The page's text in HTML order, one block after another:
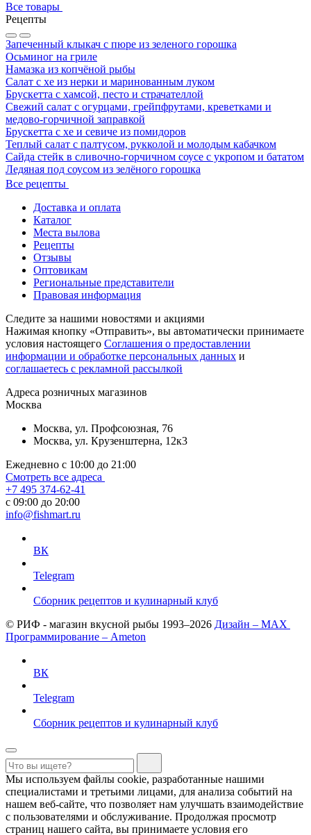
Все товары
Рецепты
Запеченный клыкач с пюре из зеленого горошка
Осьминог на гриле
Намазка из копчёной рыбы
Салат с хе из нерки и маринованным луком
Брускетта с хамсой, песто и страчателлой
Свежий салат с огурцами, грейпфрутами, креветками и
медово-горчичной заправкой
Брускетта с хе и севиче из помидоров
Теплый салат с палтусом, рукколой и молодым кабачком
Сайда стейк в сливочно-горчичном соусе с укропом и бататом
Ледяная под соусом из зелёного горошка
Все рецепты
Доставка и оплата
Каталог
Места вылова
Рецепты
Отзывы
Оптовикам
Региональные представители
Правовая информация
Следите за нашими новостями и акциями
Нажимая кнопку «Отправить», вы автоматически принимаете
условия настоящего Cоглашения о предоставлении
информации и обработке персональных данных и
соглашаетесь с рекламной рассылкой
Aдреса розничных магазинов
Москва
Москва, ул. Профсоюзная, 76
Москва, ул. Крузенштерна, 12к3
Ежедневно с 10:00 до 21:00
Смотреть все адреса
+7 495 374-62-41
c 09:00 до 20:00
info@fishmart.ru
ВК
Telegram
Сборник рецептов и кулинарный клуб
© РИФ - магазин вкусной рыбы 1993–2026 Дизайн – MAX
Программирование – Ameton
ВК
Telegram
Сборник рецептов и кулинарный клуб
Мы используем файлы cookie, разработанные нашими
специалистами и третьими лицами, для анализа событий на
нашем веб-сайте, что позволяет нам улучшать взаимодействие
с пользователями и обслуживание. Продолжая просмотр
страниц нашего сайта, вы принимаете условия его